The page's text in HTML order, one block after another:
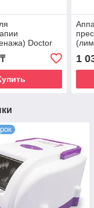
Doctor
для
+ манжеты на
1